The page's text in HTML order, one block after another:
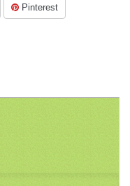
Pinterest